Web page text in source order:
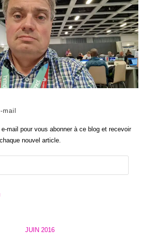
mail
mail pour vous abonner à ce blog et recevoir
nouvel article.
JUIN 2016